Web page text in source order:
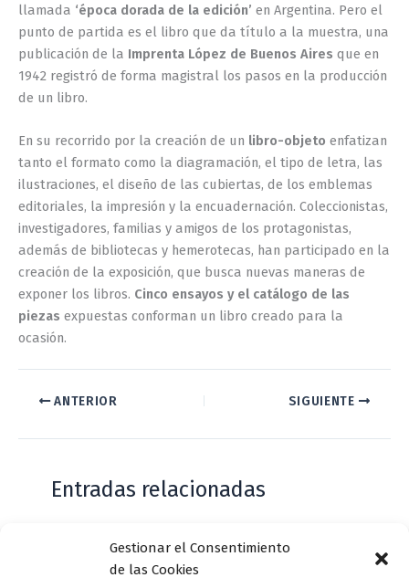
Gestionar el Consentimiento
de las Cookies
llamada ‘época dorada de la edición’ en Argentina. Pero el
punto de partida es el libro que da título a la muestra, una
publicación de la Imprenta López de Buenos Aires que en
1942 registró de forma magistral los pasos en la producción
de un libro.
En su recorrido por la creación de un libro-objeto enfatizan
tanto el formato como la diagramación, el tipo de letra, las
ilustraciones, el diseño de las cubiertas, de los emblemas
editoriales, la impresión y la encuadernación. Coleccionistas,
investigadores, familias y amigos de los protagonistas,
además de bibliotecas y hemerotecas, han participado en la
creación de la exposición, que busca nuevas maneras de
exponer los libros. Cinco ensayos y el catálogo de las
piezas expuestas conforman un libro creado para la
ocasión.
ANTERIOR SIGUIENTE
Entradas relacionadas
Casa de Zorrilla conmemorarán el 168
aniversario del estreno de Don Juan